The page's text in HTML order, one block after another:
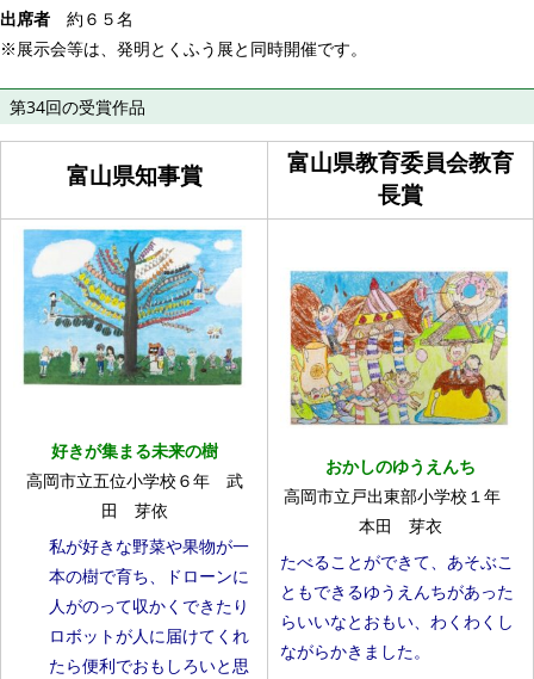
出席者
約６５名
※展示会等は、発明とくふう展と同時開催です。
第34回の受賞作品
富山県知事賞
富山県教育委員会教育
長賞
好きが集まる未来の樹
高岡市立五位小学校６年 武
田 芽依
私が好きな野菜や果物が一
本の樹で育ち、ドローンに
人がのって収かくできたり
ロボットが人に届けてくれ
たら便利でおもしろいと思
おかしのゆうえんち
高岡市立戸出東部小学校１年
本田 芽衣
たべることができて、あそぶこ
ともできるゆうえんちがあった
らいいなとおもい、わくわくし
ながらかきました。